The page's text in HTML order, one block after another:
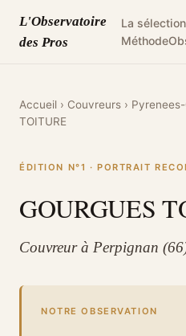
L'Observatoire
des Pros
La sélection
Méthode
Accueil › Couvreurs ›
TOITURE
ÉDITION N°1 · PORTRAIT
GOURGUES
Couvreur à Perpignan
NOTRE OBSERVATION